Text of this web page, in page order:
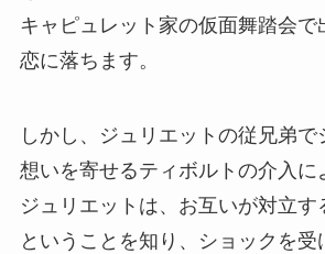
キャピュレット家の仮面舞踏会で
恋に落ちます。
しかし、ジュリエットの従兄弟で
想いを寄せるティボルトの介入に
ジュリエットは、お互いが対立す
ということを知り、ショックを受